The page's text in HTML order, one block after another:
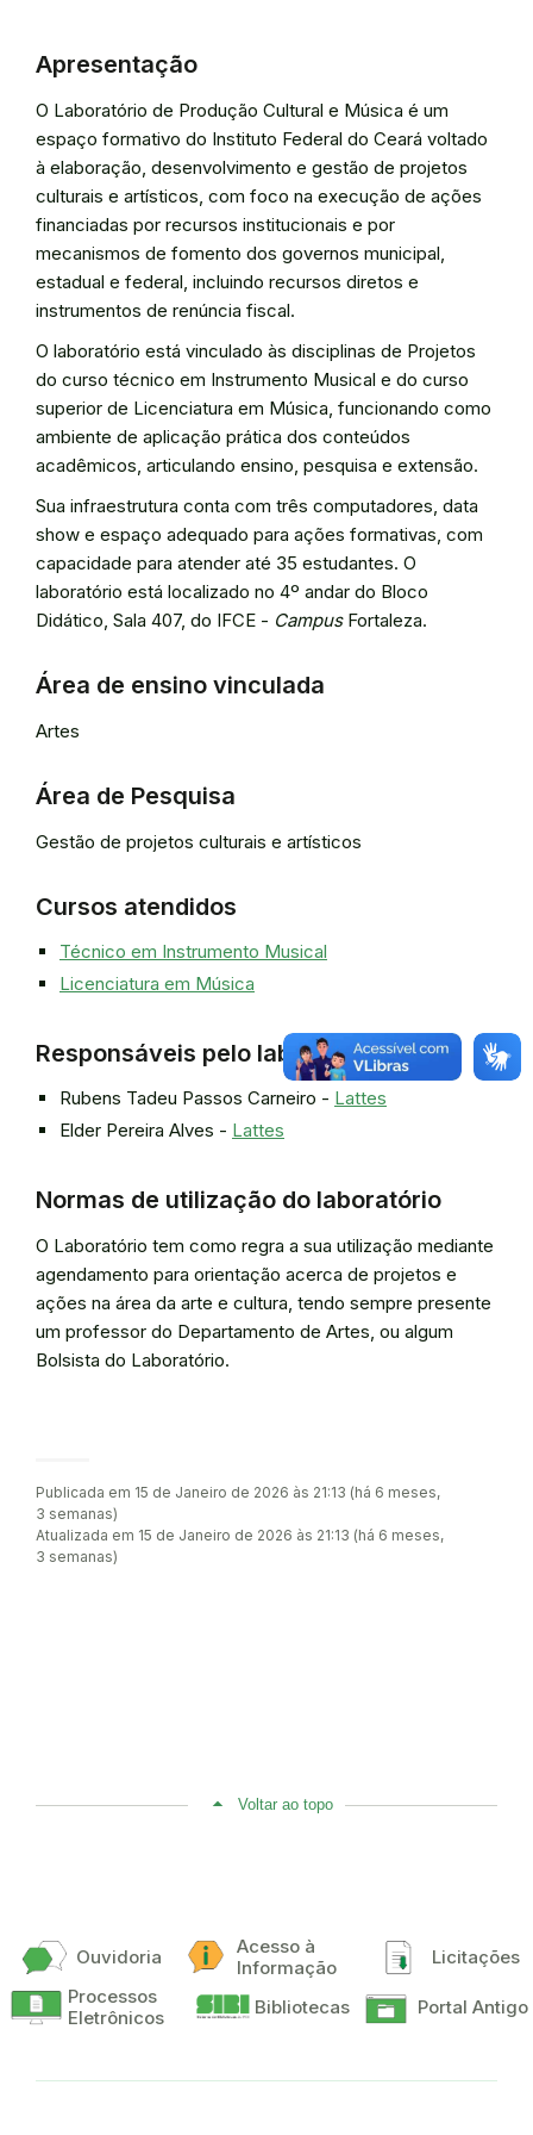
Apresentação
O Laboratório de Produção Cultural e Música é um
espaço formativo do Instituto Federal do Ceará voltado
à elaboração, desenvolvimento e gestão de projetos
culturais e artísticos, com foco na execução de ações
financiadas por recursos institucionais e por
mecanismos de fomento dos governos municipal,
estadual e federal, incluindo recursos diretos e
instrumentos de renúncia fiscal.
O laboratório está vinculado às disciplinas de Projetos
do curso técnico em Instrumento Musical e do curso
superior de Licenciatura em Música, funcionando como
ambiente de aplicação prática dos conteúdos
acadêmicos, articulando ensino, pesquisa e extensão.
Sua infraestrutura conta com três computadores, data
show e espaço adequado para ações formativas, com
capacidade para atender até 35 estudantes. O
laboratório está localizado no 4º andar do Bloco
Didático, Sala 407, do IFCE - CampusFortaleza.
Área de ensino vinculada
Artes
Área de Pesquisa
Gestão de projetos culturais e artísticos
Cursos atendidos
Técnico em Instrumento Musical
Licenciatura em Música
Responsáveis pelo laboratório
Rubens Tadeu Passos Carneiro - Lattes
Elder Pereira Alves - Lattes
Normas de utilização do laboratório
O Laboratório tem como regra a sua utilização mediante
agendamento para orientação acerca de projetos e
ações na área da arte e cultura, tendo sempre presente
um professor do Departamento de Artes, ou algum
Bolsista do Laboratório.
Publicada em 15 de Janeiro de 2026 às 21:13 (há 6 meses,
3 semanas)
Atualizada em 15 de Janeiro de 2026 às 21:13 (há 6 meses,
3 semanas)
Voltar ao topo
Ouvidoria
Acesso à
Informação
Licitações
Processos
Eletrônicos
Bibliotecas Portal Antigo